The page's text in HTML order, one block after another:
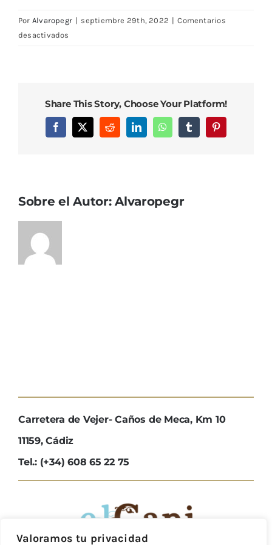
Valoramos tu privacidad
Por Alvaropegr | septiembre 29th, 2022 | Comentarios
desactivados
Share This Story, Choose Your Platform!
Facebook
X RedditLinkedInWhatsAppTumblrPinterest
Sobre el Autor:Alvaropegr
Carretera de Vejer- Caños de Meca, Km 10
11159, Cádiz
Tel.: (+34) 608 65 22 75